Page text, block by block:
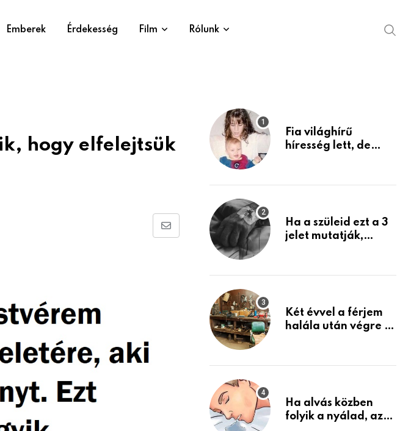
Emberek Érdekesség Film Rólunk
hogy elfelejtsük
Share
Fia világhírű
híresség lett, de
mint azt el tudnád
Ha a szüleid ezt a 3
jelet mutatják,
Készülj fel arra, ami
Két évvel a férjem
halála után végre át
holmiját – amit
életemet
Ha alvás közben
folyik a nyálad, az